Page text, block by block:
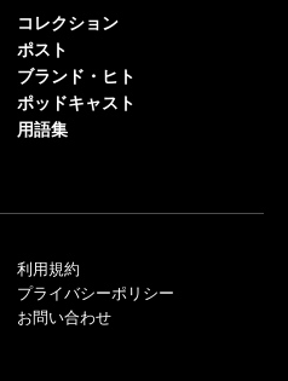
コレクション
ポスト
ブランド・ヒト
ポッドキャスト
用語集
利用規約
プライバシーポリシー
お問い合わせ